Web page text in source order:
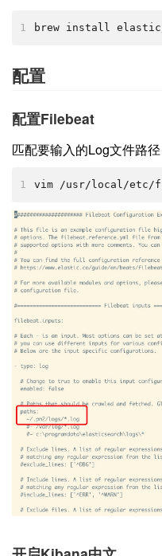
1 brew install
配置
配置Filebeat
匹配要输入的Log文件路径
1 vim /usr/local/etc/